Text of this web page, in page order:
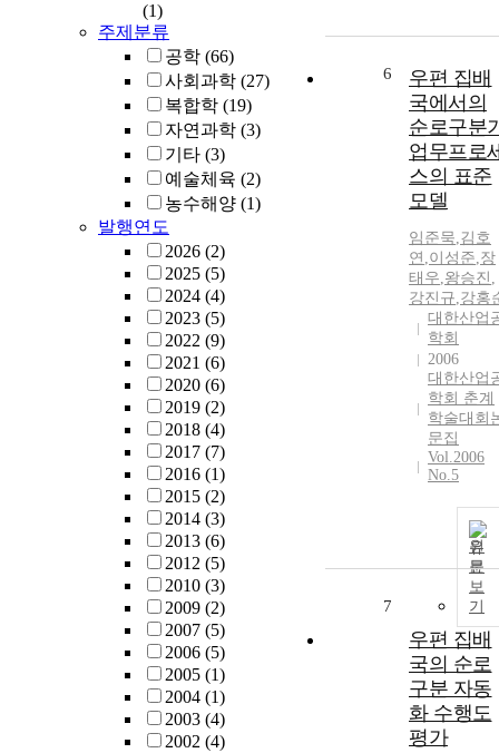
(1)
주제분류
공학 (66)
사회과학 (27)
복합학 (19)
자연과학 (3)
기타 (3)
예술체육 (2)
농수해양 (1)
발행연도
2026 (2)
2025 (5)
2024 (4)
2023 (5)
2022 (9)
2021 (6)
2020 (6)
2019 (2)
2018 (4)
2017 (7)
2016 (1)
2015 (2)
2014 (3)
2013 (6)
2012 (5)
2010 (3)
2009 (2)
2007 (5)
2006 (5)
2005 (1)
2004 (1)
2003 (4)
2002 (4)
6
우편 집배
국에서의
순로구분
업무프로
스의 표준
모델
임준묵,김호
연 ,이성준,장
태우,왕승진 ,
강진규,강홍
대한산업
학회
2006
대한산업
학회 춘계
학술대회
문집
Vol.2006
No.5
원
문
보
기
7
우편 집배
국의 순로
구분 자동
화 수행도
평가